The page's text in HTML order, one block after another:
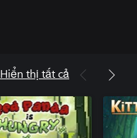
Hiển thị tất cả